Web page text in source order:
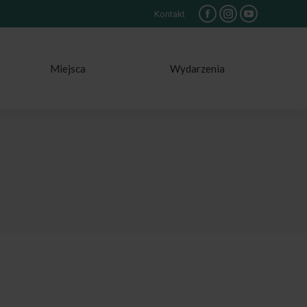
Kontakt
Facebook
Instagram
YouTube
Miejsca Wydarzenia